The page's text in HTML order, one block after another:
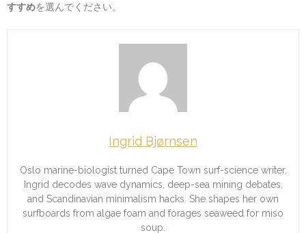
すすめを選んでください。
Ingrid Bjørnsen
Oslo marine-biologist turned Cape Town surf-science writer.
Ingrid decodes wave dynamics, deep-sea mining debates,
and Scandinavian minimalism hacks. She shapes her own
surfboards from algae foam and forages seaweed for miso
soup.